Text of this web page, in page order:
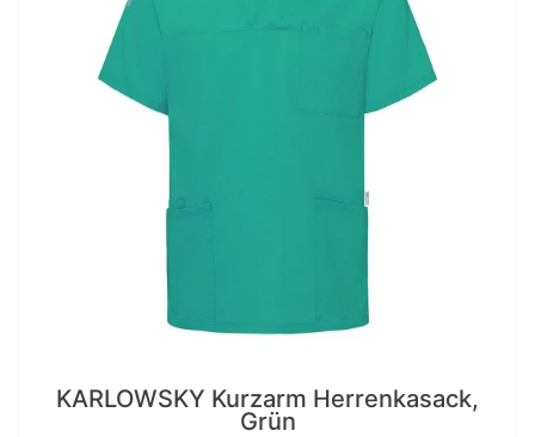
KARLOWSKY Kurzarm Herrenkasack,
Grün